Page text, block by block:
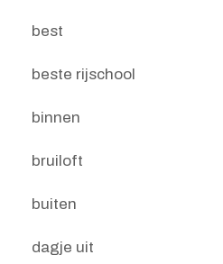
best
beste rijschool
binnen
bruiloft
buiten
dagje uit